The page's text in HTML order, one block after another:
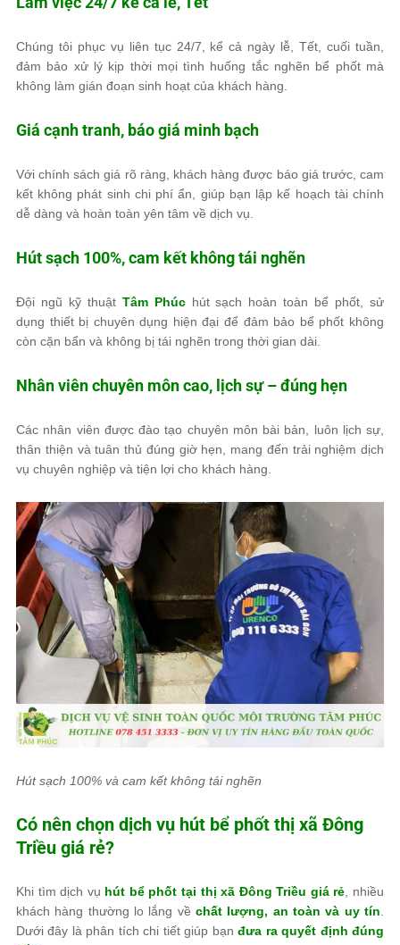
Chúng tôi phục vụ liên tục 24/7, kể cả ngày lễ, Tết, cuối tuần,
đảm bảo xử lý kịp thời mọi tình huống tắc nghẽn bể phốt mà
không làm gián đoạn sinh hoạt của khách hàng.
Giá cạnh tranh, báo giá minh bạch
Với chính sách giá rõ ràng, khách hàng được báo giá trước, cam
kết không phát sinh chi phí ẩn, giúp bạn lập kế hoạch tài chính
dễ dàng và hoàn toàn yên tâm về dịch vụ.
Hút sạch 100%, cam kết không tái nghẽn
Đội ngũ kỹ thuật Tâm Phúchút sạch hoàn toàn bể phốt, sử
dụng thiết bị chuyên dụng hiện đại để đảm bảo bể phốt không
còn cặn bẩn và không bị tái nghẽn trong thời gian dài.
Nhân viên chuyên môn cao, lịch sự – đúng hẹn
Các nhân viên được đào tạo chuyên môn bài bản, luôn lịch sự,
thân thiện và tuân thủ đúng giờ hẹn, mang đến trải nghiệm dịch
vụ chuyên nghiệp và tiện lợi cho khách hàng.
Hút sạch 100% và cam kết không tái nghẽn
Có nên chọn dịch vụ hút bể phốt thị xã Đông
Triều giá rẻ?
Khi tìm dịch vụ hút bể phốt tại thị xã Đông Triều giá rẻ , nhiều
khách hàng thường lo lắng về chất lượng, an toàn và uy tín
Dưới đây là phân tích chi tiết giúp bạnđưa ra quyết định đúng